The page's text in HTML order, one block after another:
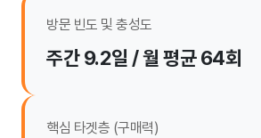
방문 빈도 및 충성도
주간 9.2일 / 월 평균 64회
핵심 타겟층 (구매력)